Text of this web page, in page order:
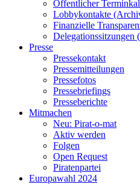
Öffentlicher
Lobbykontakte
Finanzielle
Delegationssitzungen
Presse
Pressekontakt
Pressemitteilungen
Pressefotos
Pressebriefings
Presseberichte
Mitmachen
Neu: Pirat-o-mat
Aktiv werden
Folgen
Open Request
Piratenpartei
Europawahl 2024